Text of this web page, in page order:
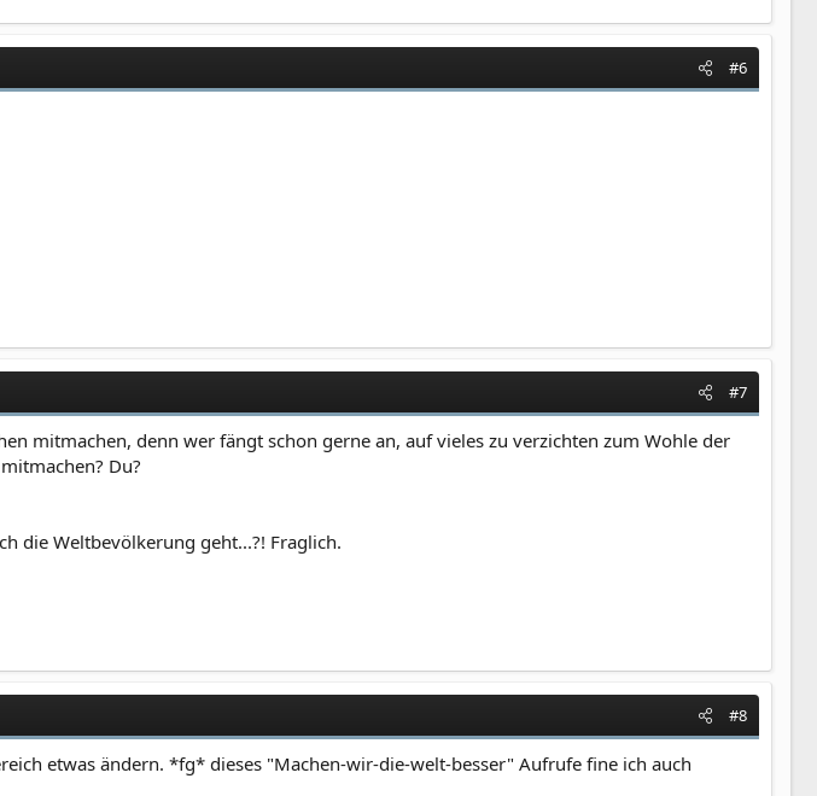
#6
#7
mitmachen, denn wer fängt schon gerne an, auf vieles zu verzichten zum Wohle der
Du?
die Weltbevölkerung geht...?! Fraglich.
#8
etwas ändern. *fg* dieses "Machen-wir-die-welt-besser" Aufrufe fine ich auch